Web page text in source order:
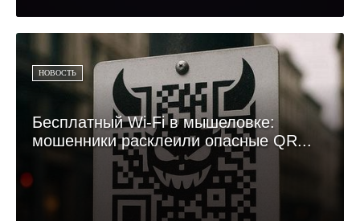
НОВОСТЬ
Бесплатный Wi-Fi в мышеловке:
мошенники расклеили опасные QR...